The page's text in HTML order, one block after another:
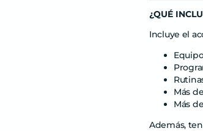
¿QUÉ
Incluye el
Más
Más
Además,